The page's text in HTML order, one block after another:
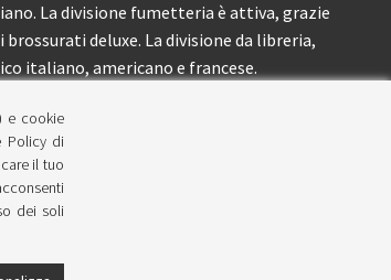
La divisione fumetteria è attiva, grazie
deluxe. La divisione da libreria,
italiano, americano e francese.
e cookie
Policy di
il tuo
dei soli